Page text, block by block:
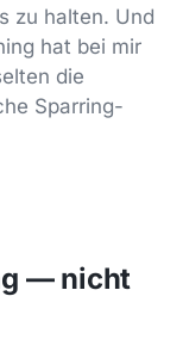
zu halten. Und
hat bei mir
die
Sparring-
— nicht